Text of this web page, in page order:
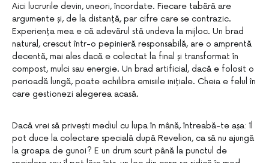
Aici lucrurile devin, uneori, încordate. Fiecare tabără are
argumente și, de la distanță, par cifre care se contrazic.
Experiența mea e că adevărul stă undeva la mijloc. Un brad
natural, crescut într-o pepinieră responsabilă, are o amprentă
decentă, mai ales dacă e colectat la final și transformat în
compost, mulci sau energie. Un brad artificial, dacă e folosit o
perioadă lungă, poate echilibra emisiile inițiale. Cheia e felul în
care gestionezi alegerea acasă.
Dacă vrei să privești mediul cu lupa în mână, întreabă-te așa: îl
pot duce la colectare specială după Revelion, ca să nu ajungă
la groapa de gunoi? E un drum scurt până la punctul de